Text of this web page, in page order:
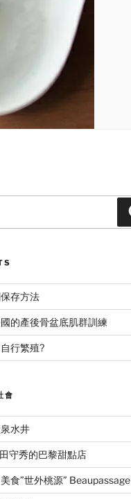
存方法
的產後骨盆底肌群訓練
行繁殖?
會
水井
守秀的巴黎甜點店
食”世外桃源” Beaupassage